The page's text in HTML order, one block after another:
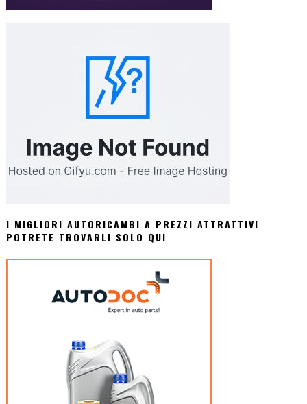
I MIGLIORI AUTORICAMBI A PREZZI ATTRATTIVI
POTRETE TROVARLI SOLO QUI